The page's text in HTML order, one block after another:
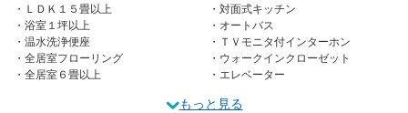
ＬＤＫ１５畳以上
対面式キッチン
浴室１坪以上
オートバス
温水洗浄便座
ＴＶモニタ付インターホン
全居室フローリング
ウォークインクローゼット
全居室６畳以上
エレベーター
もっと見る